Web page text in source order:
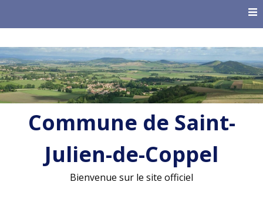
Commune de Saint-
Julien-de-Coppel
Bienvenue sur le site officiel